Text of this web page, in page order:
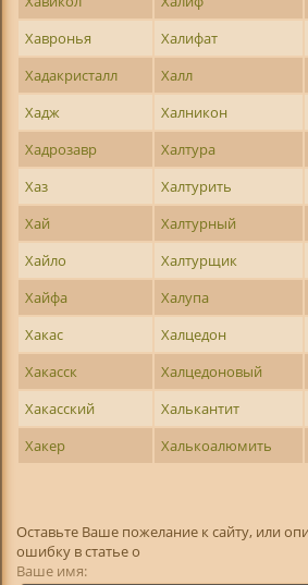
Хавронья
Халифат
Хадакристалл
Халл
Хадж
Халникон
Хадрозавр
Халтура
Хаз
Халтурить
Хай
Халтурный
Хайло
Халтурщик
Хайфа
Халупа
Хакас
Халцедон
Хакасск
Халцедоновый
Хакасский
Халькантит
Хакер
Халькоалюмить
Оставьте Ваше пожелание к сайту, или
ошибку в статье о
Ваше имя: